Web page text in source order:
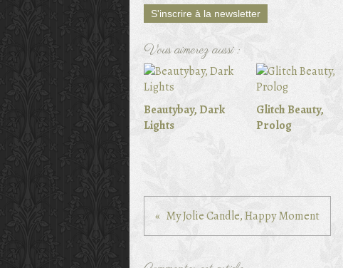
S'inscrire à la newsletter
Vous aimerez aussi :
Beautybay, Dark
Lights
Glitch Beauty,
Prolog
My Jolie Candle, Happy Moment